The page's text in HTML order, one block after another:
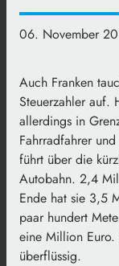
06. November
Auch Franken
Steuerzahler auf.
allerdings in
Fahrradfahrer
führt über die
Autobahn. 2,4
Ende hat sie 3,5
paar hundert
eine Million Euro.
überflüssig.